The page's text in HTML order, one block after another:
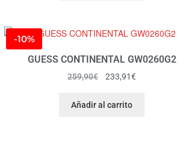
-10%
GUESS CONTINENTAL GW0260G2
259,90€ 233,91€
Añadir al carrito